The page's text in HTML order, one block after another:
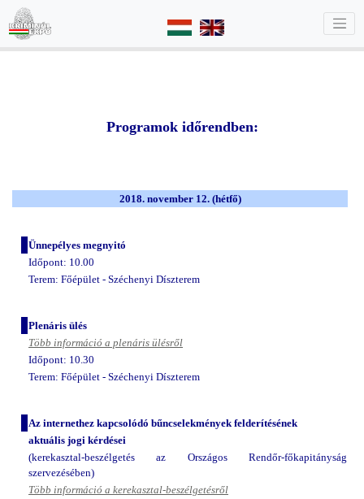
Programok időrendben:
2018. november 12. (hétfő)
Ünnepélyes megnyitó
Időpont: 10.00
Terem: Főépület - Széchenyi Díszterem
Plenáris ülés
Több információ a plenáris ülésről
Időpont: 10.30
Terem: Főépület - Széchenyi Díszterem
Az internethez kapcsolódó bűncselekmények felderítésének
aktuális jogi kérdései
(kerekasztal-beszélgetés az Országos Rendőr-főkapitányság
szervezésében)
Több információ a kerekasztal-beszélgetésről